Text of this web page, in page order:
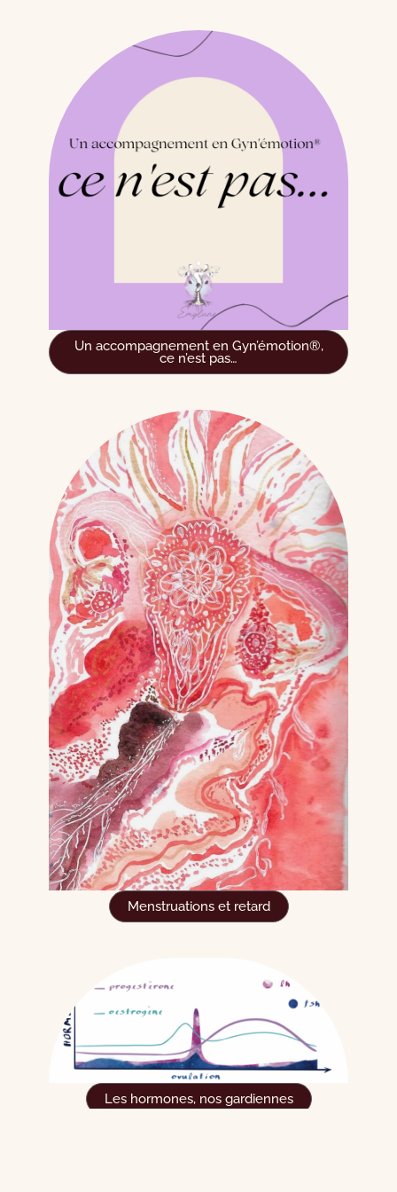
Un accompagnement en Gyn’émotion®,
ce n’est pas…
Menstruations et retard
Les hormones, nos gardiennes